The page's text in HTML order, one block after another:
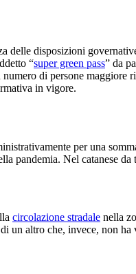
delle disposizioni
“super green pass” da
di persone
in vigore.
per una
pandemia. Nel catanese
circolazione stradale nella
un altro che, invece, non ha